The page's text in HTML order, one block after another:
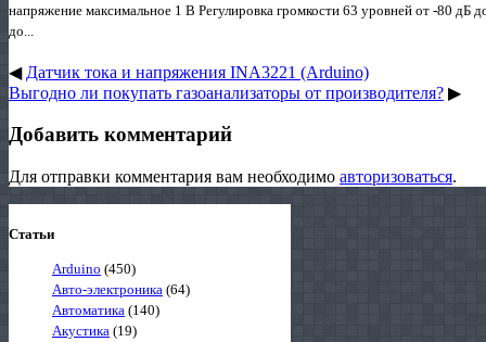
напряжение максимальное 1 В Регулировка громкости 63 уровней от -80 дБ
до...
◀ Датчик тока и напряжения INA3221 (Arduino)
Выгодно ли покупать газоанализаторы от производителя? ▶
Добавить комментарий
Для отправки комментария вам необходимо авторизоваться.
Статьи
Arduino (450)
Авто-электроника (64)
Автоматика (140)
Акустика (19)